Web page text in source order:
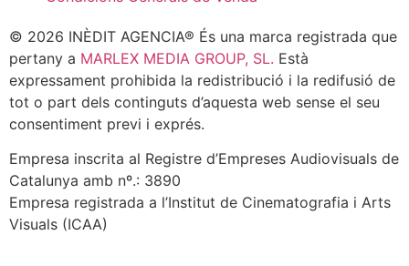
© 2026 INÈDIT AGENCIA® És una marca registrada que
pertany a MARLEX MEDIA GROUP, SL. Està
expressament prohibida la redistribució i la redifusió de
tot o part dels continguts d’aquesta web sense el seu
consentiment previ i exprés.
Empresa inscrita al Registre d’Empreses Audiovisuals de
Catalunya amb nº.: 3890
Empresa registrada a l’Institut de Cinematografia i Arts
Visuals (ICAA)